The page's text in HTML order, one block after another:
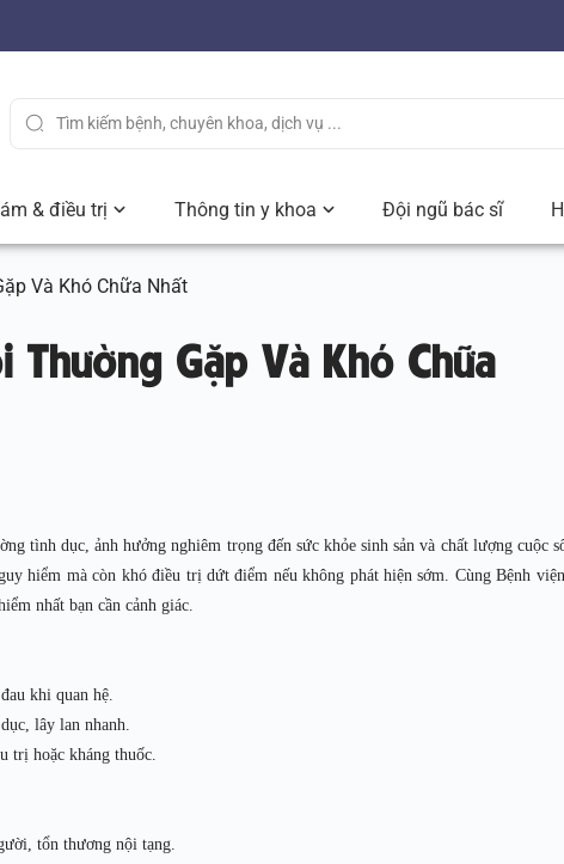
& điều trị Thông tin y khoa Đội ngũ bác sĩ
Và Khó Chữa Nhất
Thường Gặp Và Khó Chữa
tình dục, ảnh hưởng nghiêm trọng đến sức khỏe sinh sản và chất lượng cuộc
hiểm mà còn khó điều trị dứt điểm nếu không phát hiện sớm. Cùng Bệnh
nhất bạn cần cảnh giác.
khi quan hệ.
lây lan nhanh.
trị hoặc kháng thuốc.
tổn thương nội tạng.